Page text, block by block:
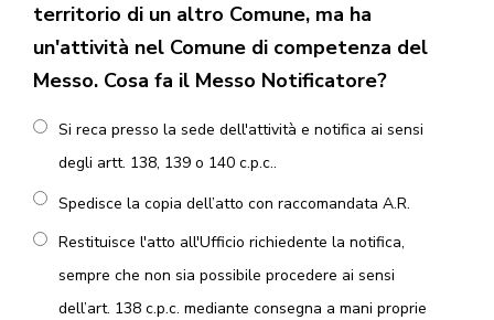
territorio di un altro Comune, ma ha
un'attività nel Comune di competenza del
Messo. Cosa fa il Messo Notificatore?
Si reca presso la sede dell'attività e notifica ai sensi
degli artt. 138, 139 o 140 c.p.c..
Spedisce la copia dell’atto con raccomandata A.R.
Restituisce l'atto all'Ufficio richiedente la notifica,
sempre che non sia possibile procedere ai sensi
dell’art. 138 c.p.c. mediante consegna a mani proprie